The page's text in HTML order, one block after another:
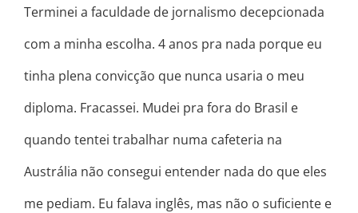
Terminei a faculdade de jornalismo decepcionada
com a minha escolha. 4 anos pra nada porque eu
tinha plena convicção que nunca usaria o meu
diploma. Fracassei. Mudei pra fora do Brasil e
quando tentei trabalhar numa cafeteria na
Austrália não consegui entender nada do que eles
me pediam. Eu falava inglês, mas não o suficiente e